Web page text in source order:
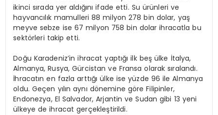
ikinci sırada yer aldığını ifade etti. Su ürünleri ve
hayvancılık mamulleri 88 milyon 278 bin dolar, yaş
meyve sebze ise 67 milyon 758 bin dolar ihracatla bu
sektörleri takip etti.
Doğu Karadeniz’in ihracat yaptığı ilk beş ülke İtalya,
Almanya, Rusya, Gürcistan ve Fransa olarak sıralandı.
İhracatın en fazla arttığı ülke ise yüzde 96 ile Almanya
oldu. Geçen yılın aynı dönemine göre Filipinler,
Endonezya, El Salvador, Arjantin ve Sudan gibi 13 yeni
ülkeye de ihracat gerçekleştirildi.